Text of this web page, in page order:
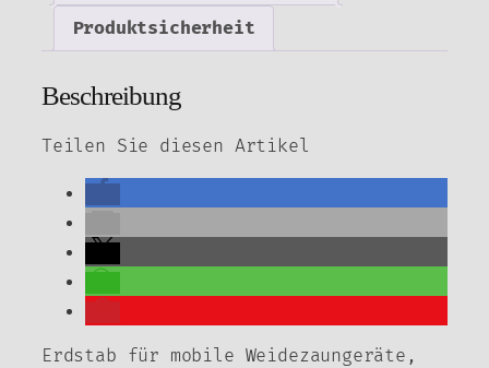
Produktsicherheit
Beschreibung
Teilen Sie diesen Artikel
Erdstab für mobile Weidezaungeräte,